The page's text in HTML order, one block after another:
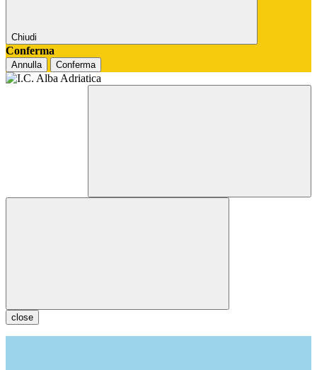
Chiudi
Conferma
Annulla Conferma
close